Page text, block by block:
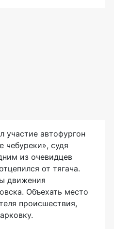
участие автофургон
чебуреки», судя
из очевидцев
от тягача.
движения
Объехать место
происшествия,